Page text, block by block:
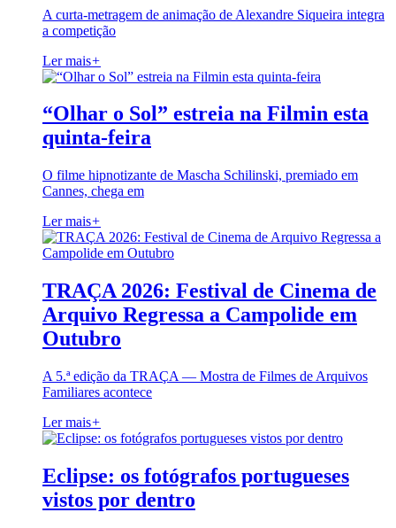
A curta-metragem de animação de Alexandre Siqueira integra
a competição
Ler mais+
“Olhar o Sol” estreia na Filmin esta
quinta-feira
O filme hipnotizante de Mascha Schilinski, premiado em
Cannes, chega em
Ler mais+
TRAÇA 2026: Festival de Cinema de
Arquivo Regressa a Campolide em
Outubro
A 5.ª edição da TRAÇA — Mostra de Filmes de Arquivos
Familiares acontece
Ler mais+
Eclipse: os fotógrafos portugueses
vistos por dentro